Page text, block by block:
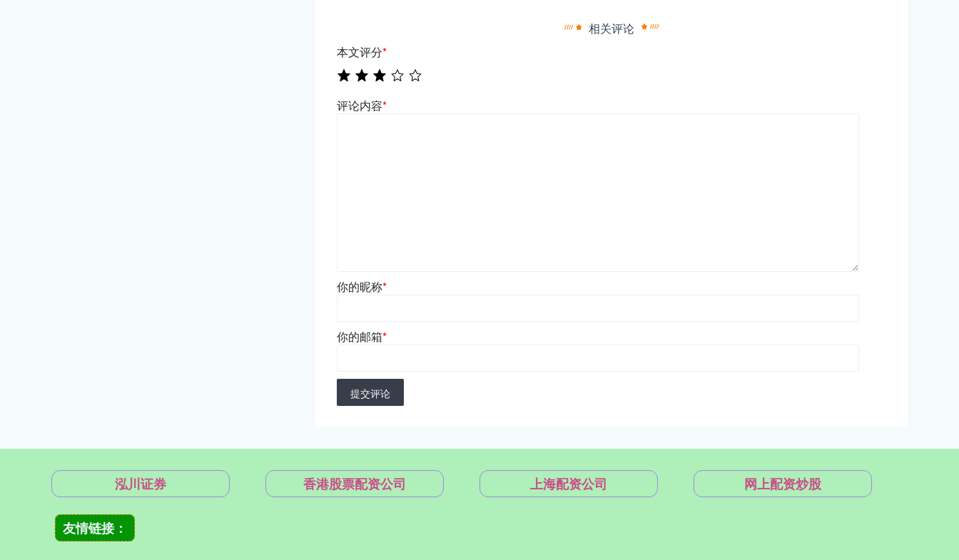
相关评论
本文评分*
评论内容*
你的昵称*
你的邮箱*
提交评论
泓川证券 香港股票配资公司 上海配资公司 网上配资炒股
友情链接：